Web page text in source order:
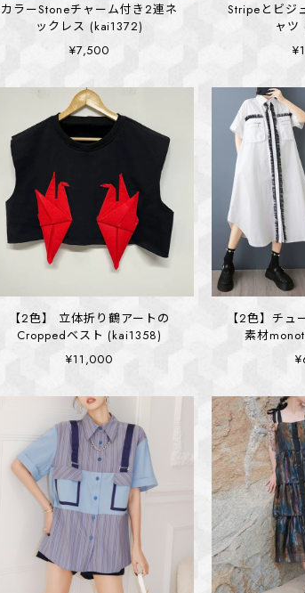
カラーStoneチャーム付き2連ネ
ックレス (kai1372)
¥7,500
Stripeとビジ
ャツ
【2色】 立体折り鶴アートの
Croppedベスト (kai1358)
¥11,000
【2色】チュ
素材